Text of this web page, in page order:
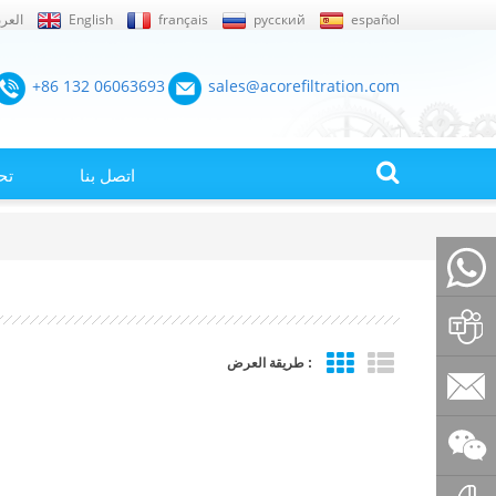
English français русский español
+86 132 06063693 sales@acorefiltration.com
اتصل بنا
طريقة العرض :
Rufus
Huang